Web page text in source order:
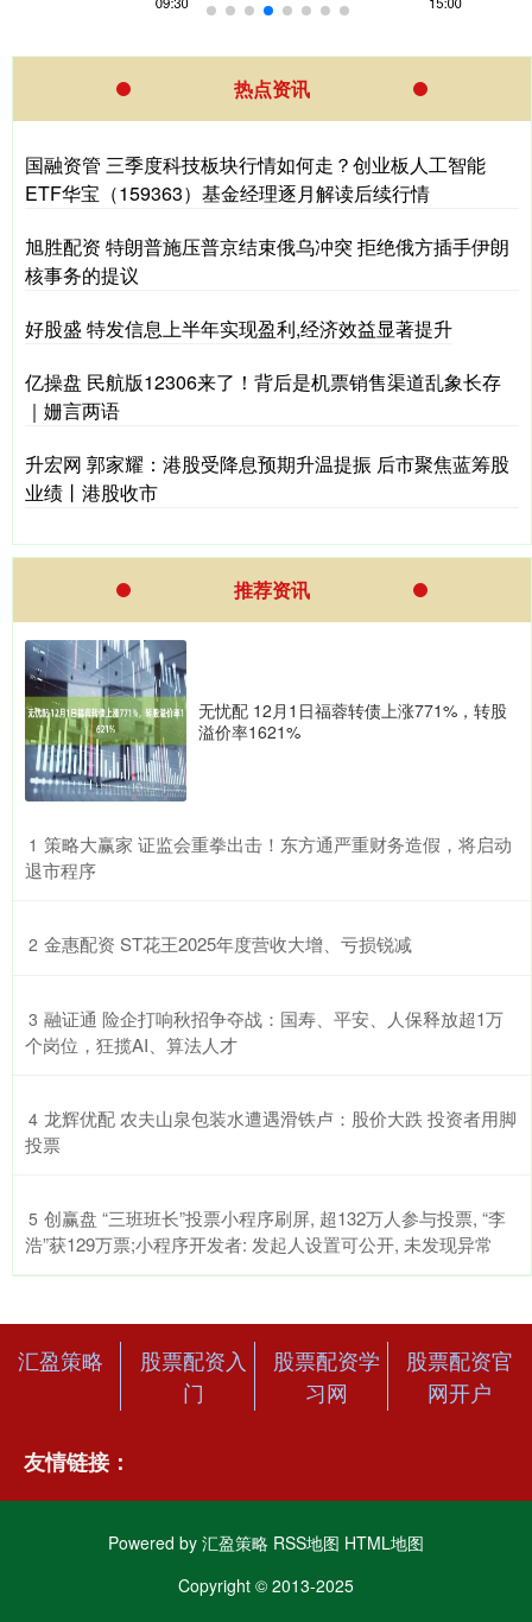
热点资讯
国融资管 三季度科技板块行情如何走？创业板人工智能
ETF华宝（159363）基金经理逐月解读后续行情
旭胜配资 特朗普施压普京结束俄乌冲突 拒绝俄方插手伊朗
核事务的提议
好股盛 特发信息上半年实现盈利,经济效益显著提升
亿操盘 民航版12306来了！背后是机票销售渠道乱象长存
｜姗言两语
升宏网 郭家耀：港股受降息预期升温提振 后市聚焦蓝筹股
业绩丨港股收市
推荐资讯
无忧配 12月1日福蓉转债上涨771%，转股
溢价率1621%
1 ​策略大赢家 证监会重拳出击！东方通严重财务造假，将启动
退市程序
2 ​金惠配资 ST花王2025年度营收大增、亏损锐减
3 ​融证通 险企打响秋招争夺战：国寿、平安、人保释放超1万
个岗位，狂揽AI、算法人才
4 ​龙辉优配 农夫山泉包装水遭遇滑铁卢：股价大跌 投资者用脚
投票
5 ​创赢盘 “三班班长”投票小程序刷屏, 超132万人参与投票, “李
浩”获129万票;小程序开发者: 发起人设置可公开, 未发现异常
汇盈策略
股票配资入
门
股票配资学
习网
股票配资官
网开户
友情链接：
Powered by 汇盈策略 RSS地图 HTML地图
Copyright © 2013-2025